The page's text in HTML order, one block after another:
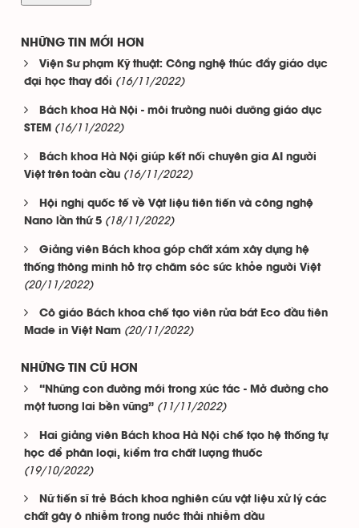
NHỮNG TIN MỚI HƠN
Viện Sư phạm Kỹ thuật: Công nghệ thúc đẩy giáo dục
đại học thay đổi (16/11/2022)
Bách khoa Hà Nội - môi trường nuôi dưỡng giáo dục
STEM
(16/11/2022)
Bách khoa Hà Nội giúp kết nối chuyên gia AI người
Việt trên toàn cầu (16/11/2022)
Hội nghị quốc tế về Vật liệu tiên tiến và công nghệ
Nano lần thứ 5 (18/11/2022)
Giảng viên Bách khoa góp chất xám xây dựng hệ
thống thông minh hỗ trợ chăm sóc sức khỏe người Việt
(20/11/2022)
Cô giáo Bách khoa chế tạo viên rửa bát Eco đầu tiên
Made in Việt Nam (20/11/2022)
NHỮNG TIN CŨ HƠN
“Những con đường mới trong xúc tác - Mở đường cho
một tương lai bền vững” (11/11/2022)
Hai giảng viên Bách khoa Hà Nội chế tạo hệ thống tự
học để phân loại, kiểm tra chất lượng thuốc
(19/10/2022)
Nữ tiến sĩ trẻ Bách khoa nghiên cứu vật liệu xử lý các
chất gây ô nhiễm trong nước thải nhiễm dầu